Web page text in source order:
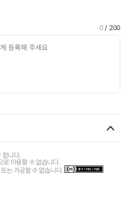
0/ 200
합니다.
로 이용할 수 없습니다.
는 가공할 수 없습니다.